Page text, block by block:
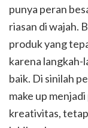
punya peran
riasan di wajah.
produk yang
karena langkah-
baik. Di sinilah
make up
kreativitas,